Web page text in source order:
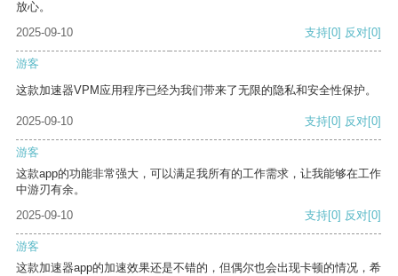
放心。
2025-09-10
支持[0] 反对[0]
游客
这款加速器VPM应用程序已经为我们带来了无限的隐私和安全性保护。
2025-09-10 支持[0] 反对[0]
游客
这款app的功能非常强大，可以满足我所有的工作需求，让我能够在工作
中游刃有余。
2025-09-10
支持[0] 反对[0]
游客
这款加速器app的加速效果还是不错的，但偶尔也会出现卡顿的情况，希